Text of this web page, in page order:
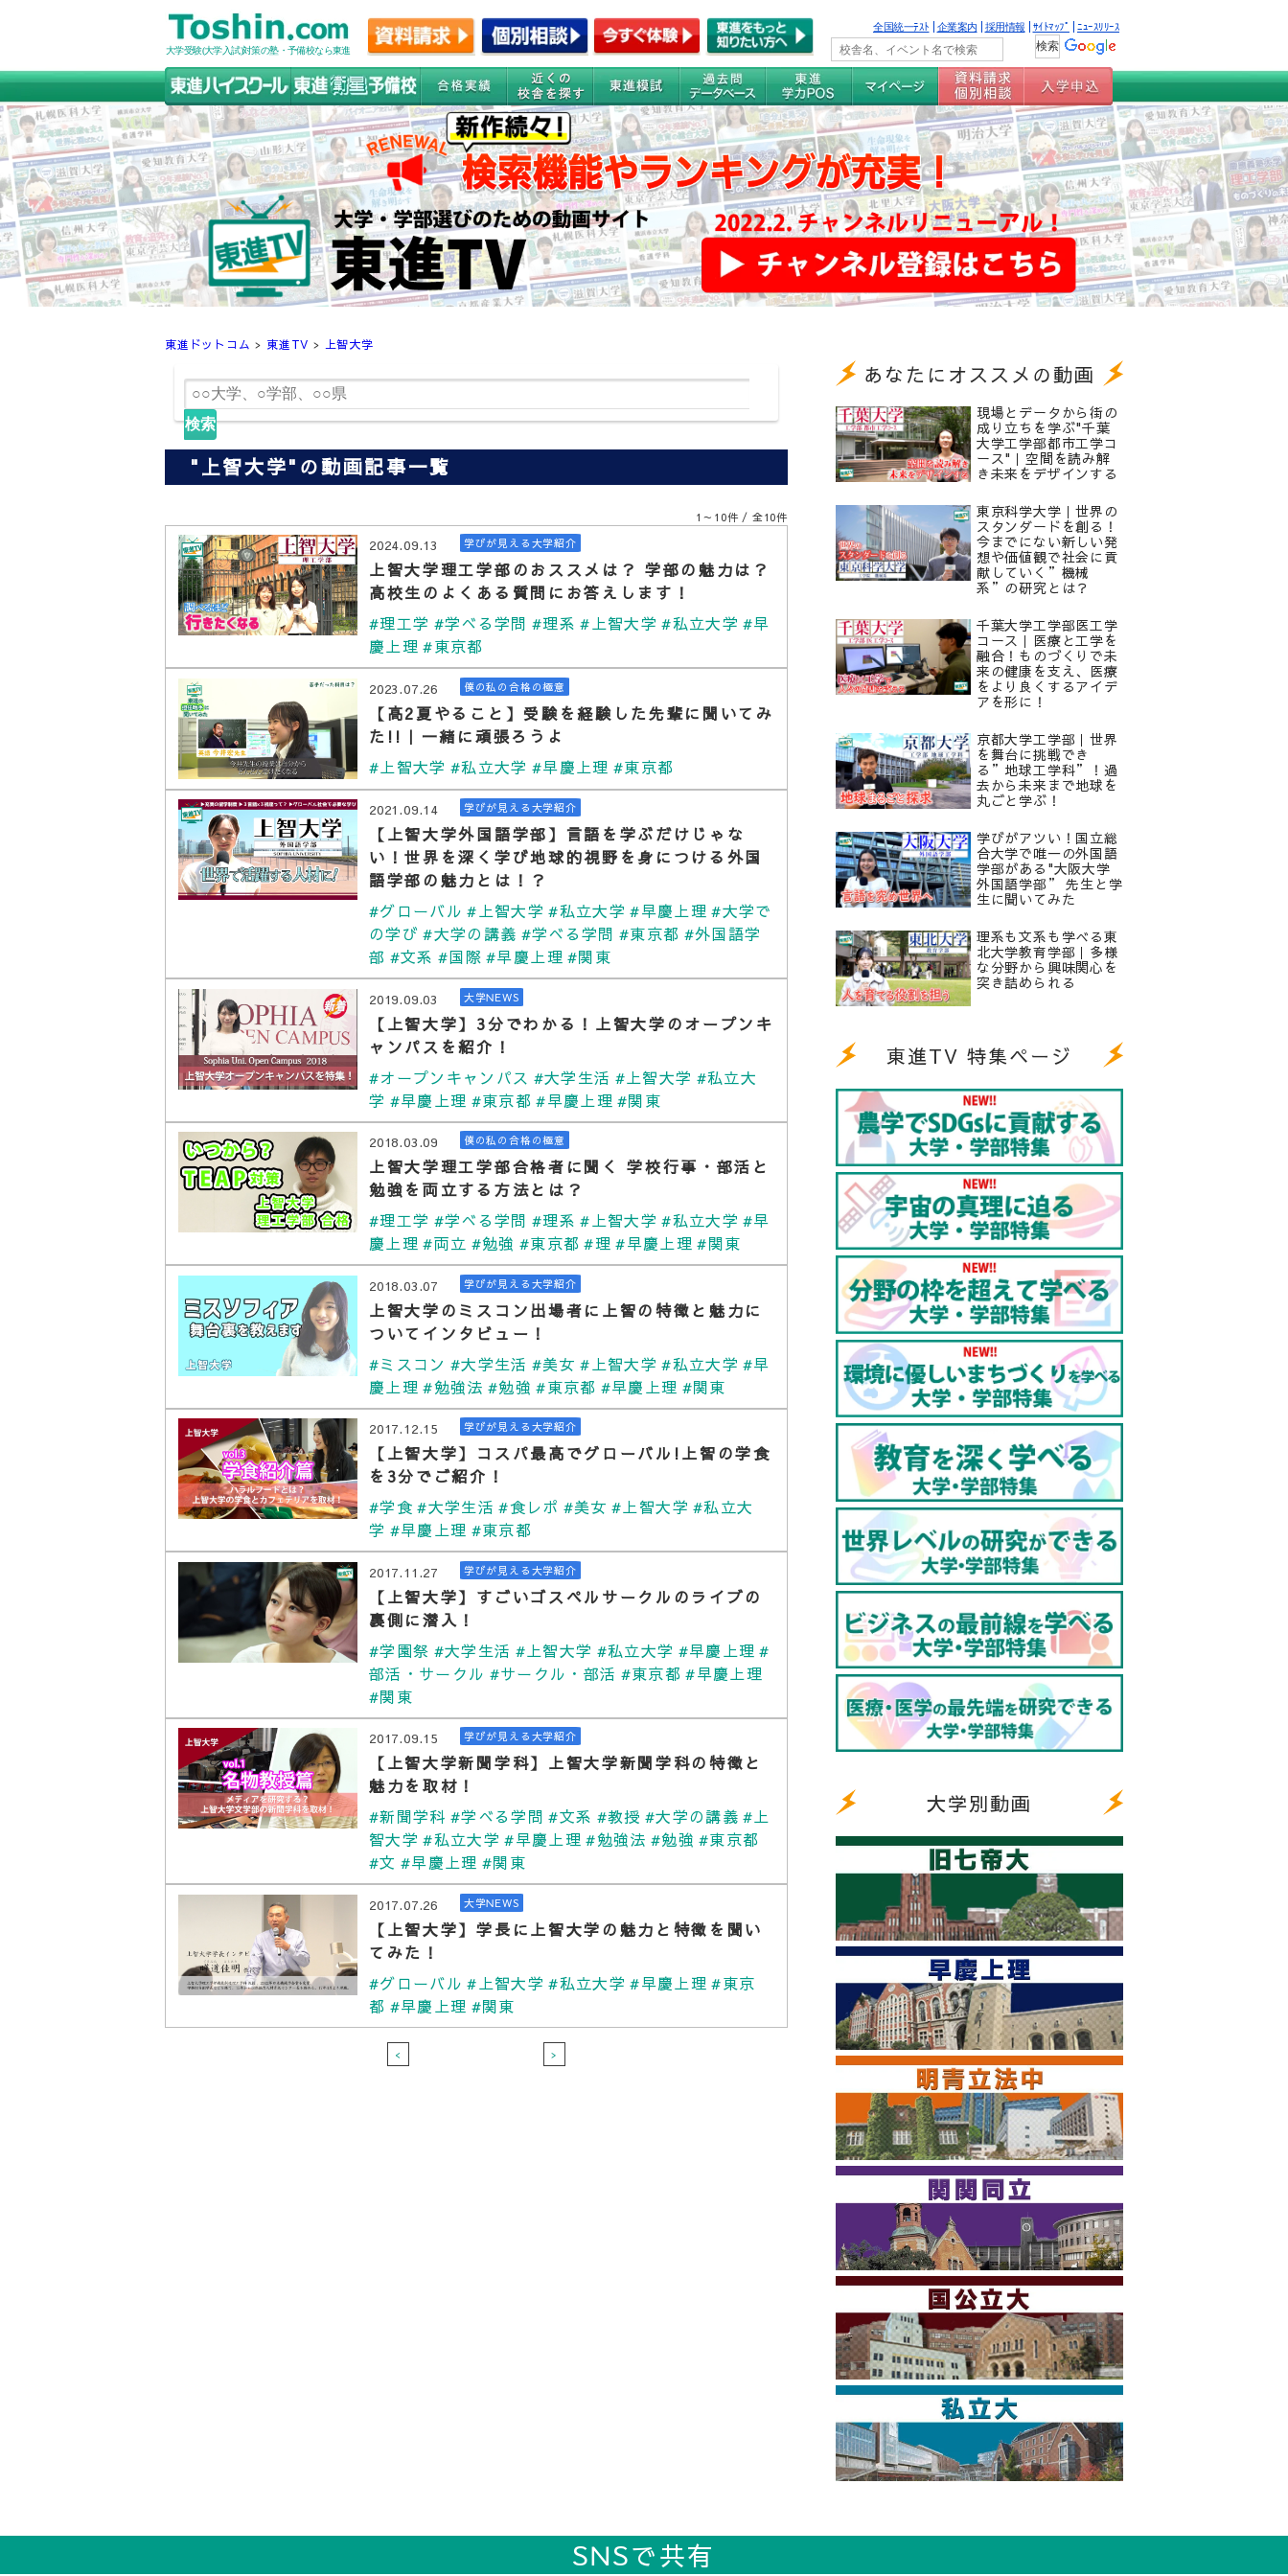
大学受験(大学入試)対策の塾・予備校なら東進
全国統一ﾃｽﾄ 企業案内 採用情報 ｻｲﾄﾏｯﾌﾟ ﾆｭｰｽﾘﾘｰｽ
東進ドットコム > 東進TV > 上智大学
検索
"上智大学"の動画記事一覧
1～10件 / 全10件
2024.09.13 学びが見える大学紹介
上智大学理工学部のおススメは？ 学部の魅力は？
高校生のよくある質問にお答えします！
#理工学 #学べる学問 #理系 #上智大学 #私立大学 #早
慶上理 #東京都
2023.07.26 僕の私の合格の極意
【高2夏やること】受験を経験した先輩に聞いてみ
た!!｜一緒に頑張ろうよ
#上智大学 #私立大学 #早慶上理 #東京都
2021.09.14 学びが見える大学紹介
【上智大学外国語学部】言語を学ぶだけじゃな
い！世界を深く学び地球的視野を身につける外国
語学部の魅力とは！？
#グローバル #上智大学 #私立大学 #早慶上理 #大学で
の学び #大学の講義 #学べる学問 #東京都 #外国語学
部 #文系 #国際 #早慶上理 #関東
2019.09.03 大学NEWS
【上智大学】3分でわかる！上智大学のオープンキ
ャンパスを紹介！
#オープンキャンパス #大学生活 #上智大学 #私立大
学 #早慶上理 #東京都 #早慶上理 #関東
2018.03.09 僕の私の合格の極意
上智大学理工学部合格者に聞く 学校行事・部活と
勉強を両立する方法とは？
#理工学 #学べる学問 #理系 #上智大学 #私立大学 #早
慶上理 #両立 #勉強 #東京都 #理 #早慶上理 #関東
2018.03.07 学びが見える大学紹介
上智大学のミスコン出場者に上智の特徴と魅力に
ついてインタビュー！
#ミスコン #大学生活 #美女 #上智大学 #私立大学 #早
慶上理 #勉強法 #勉強 #東京都 #早慶上理 #関東
2017.12.15 学びが見える大学紹介
【上智大学】コスパ最高でグローバル!上智の学食
を3分でご紹介！
#学食 #大学生活 #食レポ #美女 #上智大学 #私立大
学 #早慶上理 #東京都
2017.11.27 学びが見える大学紹介
【上智大学】すごいゴスペルサークルのライブの
裏側に潜入！
#学園祭 #大学生活 #上智大学 #私立大学 #早慶上理 #
部活・サークル #サークル・部活 #東京都 #早慶上理
#関東
2017.09.15 学びが見える大学紹介
【上智大学新聞学科】上智大学新聞学科の特徴と
魅力を取材！
#新聞学科 #学べる学問 #文系 #教授 #大学の講義 #上
智大学 #私立大学 #早慶上理 #勉強法 #勉強 #東京都
#文 #早慶上理 #関東
2017.07.26 大学NEWS
【上智大学】学長に上智大学の魅力と特徴を聞い
てみた！
#グローバル #上智大学 #私立大学 #早慶上理 #東京
都 #早慶上理 #関東
< >
あなたにオススメの動画
現場とデータから街の
成り立ちを学ぶ"千葉
大学工学部都市工学コ
ース"｜空間を読み解
き未来をデザインする
東京科学大学｜世界の
スタンダードを創る！
今までにない新しい発
想や価値観で社会に貢
献していく”機械
系”の研究とは？
千葉大学工学部医工学
コース｜医療と工学を
融合！ものづくりで未
来の健康を支え、医療
をより良くするアイデ
アを形に！
京都大学工学部｜世界
を舞台に挑戦でき
る”地球工学科”！過
去から未来まで地球を
丸ごと学ぶ！
学びがアツい！国立総
合大学で唯一の外国語
学部がある"大阪大学
外国語学部” 先生と学
生に聞いてみた
理系も文系も学べる東
北大学教育学部｜多様
な分野から興味関心を
突き詰められる
東進TV 特集ページ
大学別動画
SNSで共有